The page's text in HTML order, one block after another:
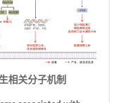
相关分子机制